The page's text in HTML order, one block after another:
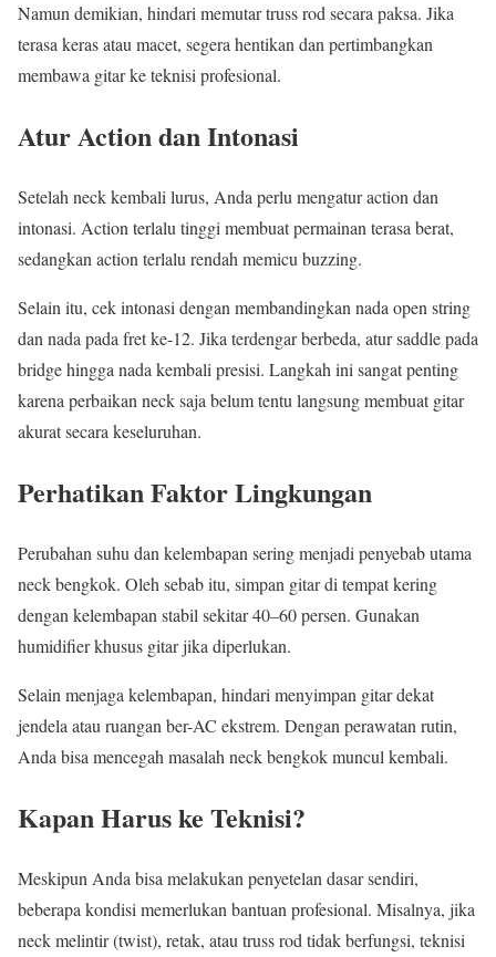
Namun demikian, hindari memutar truss rod secara paksa. Jika
terasa keras atau macet, segera hentikan dan pertimbangkan
membawa gitar ke teknisi profesional.
Atur Action dan Intonasi
Setelah neck kembali lurus, Anda perlu mengatur action dan
intonasi. Action terlalu tinggi membuat permainan terasa berat,
sedangkan action terlalu rendah memicu buzzing.
Selain itu, cek intonasi dengan membandingkan nada open string
dan nada pada fret ke-12. Jika terdengar berbeda, atur saddle pada
bridge hingga nada kembali presisi. Langkah ini sangat penting
karena perbaikan neck saja belum tentu langsung membuat gitar
akurat secara keseluruhan.
Perhatikan Faktor Lingkungan
Perubahan suhu dan kelembapan sering menjadi penyebab utama
neck bengkok. Oleh sebab itu, simpan gitar di tempat kering
dengan kelembapan stabil sekitar 40–60 persen. Gunakan
humidifier khusus gitar jika diperlukan.
Selain menjaga kelembapan, hindari menyimpan gitar dekat
jendela atau ruangan ber-AC ekstrem. Dengan perawatan rutin,
Anda bisa mencegah masalah neck bengkok muncul kembali.
Kapan Harus ke Teknisi?
Meskipun Anda bisa melakukan penyetelan dasar sendiri,
beberapa kondisi memerlukan bantuan profesional. Misalnya, jika
neck melintir (twist), retak, atau truss rod tidak berfungsi, teknisi